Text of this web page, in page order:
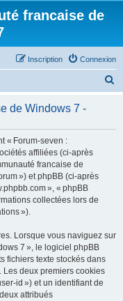
francaise de
Connexion
Inscription
h
de Windows 7 -
« Forum-seven :
affiliées (ci-après
francaise de
») et phpBB (ci-après
», « phpBB
collectées lors de
»).
Lorsque vous naviguez sur
7 », le logiciel phpBB
fichiers texte stockés dans
Les deux premiers cookies
id ») et un identifiant de
attribués